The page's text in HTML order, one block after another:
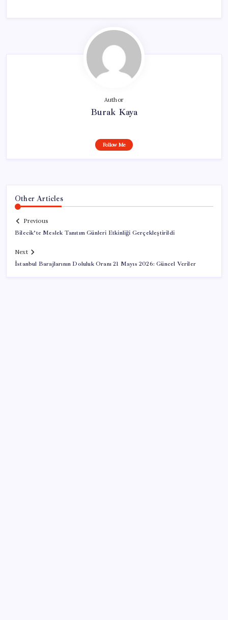
Author
Burak Kaya
Follow Me
Other Articles
Previous
Bilecik’te Meslek Tanıtım Günleri Etkinliği Gerçekleştirildi
Next
İstanbul Barajlarının Doluluk Oranı 21 Mayıs 2026: Güncel Veriler